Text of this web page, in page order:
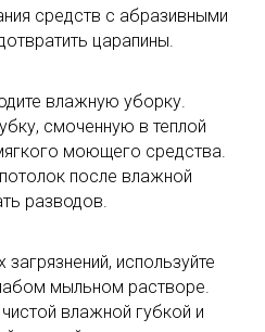
средств с абразивными
царапины.
влажную уборку.
смоченную в теплой
моющего средства.
после влажной
разводов.
используйте
мыльном растворе.
влажной губкой и